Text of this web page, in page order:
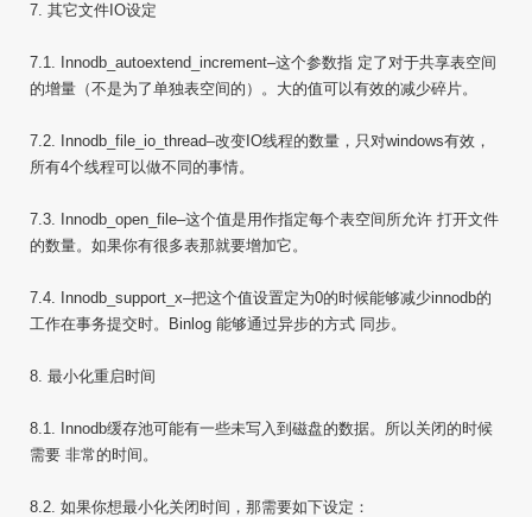
7. 其它文件IO设定
7.1. Innodb_autoextend_increment–这个参数指 定了对于共享表空间
的增量（不是为了单独表空间的）。大的值可以有效的减少碎片。
7.2. Innodb_file_io_thread–改变IO线程的数量，只对windows有效，
所有4个线程可以做不同的事情。
7.3. Innodb_open_file–这个值是用作指定每个表空间所允许 打开文件
的数量。如果你有很多表那就要增加它。
7.4. Innodb_support_x–把这个值设置定为0的时候能够减少innodb的
工作在事务提交时。Binlog 能够通过异步的方式 同步。
8. 最小化重启时间
8.1. Innodb缓存池可能有一些未写入到磁盘的数据。所以关闭的时候
需要 非常的时间。
8.2. 如果你想最小化关闭时间，那需要如下设定：